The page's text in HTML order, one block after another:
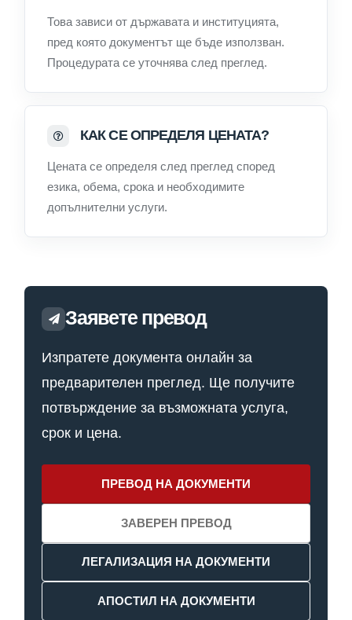
Това зависи от държавата и институцията,
пред която документът ще бъде използван.
Процедурата се уточнява след преглед.
КАК СЕ ОПРЕДЕЛЯ ЦЕНАТА?
Цената се определя след преглед според
езика, обема, срока и необходимите
допълнителни услуги.
Заявете превод
Изпратете документа онлайн за
предварителен преглед. Ще получите
потвърждение за възможната услуга,
срок и цена.
ПРЕВОД НА ДОКУМЕНТИ
ЗАВЕРЕН ПРЕВОД
ЛЕГАЛИЗАЦИЯ НА ДОКУМЕНТИ
АПОСТИЛ НА ДОКУМЕНТИ